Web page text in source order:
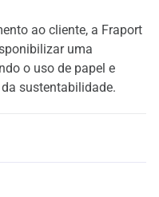
ao cliente, a Fraport
uma
o uso de papel e
sustentabilidade.